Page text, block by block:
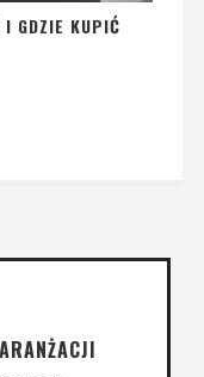
I GDZIE KUPIĆ